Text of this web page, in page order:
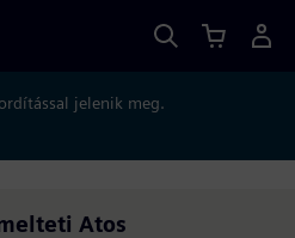
jelenik meg.
Atos